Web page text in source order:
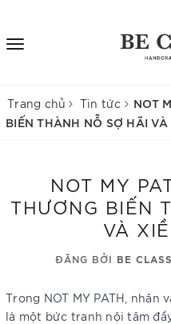
Trang chủ Tin tức
NOT
BIẾN THÀNH NỖ SỢ HÃI VÀ
NOT MY
THƯƠNG BIẾN
VÀ
ĐĂNG BỞI BE
Trong NOT MY PATH, nhân
là một bức tranh nội tâm